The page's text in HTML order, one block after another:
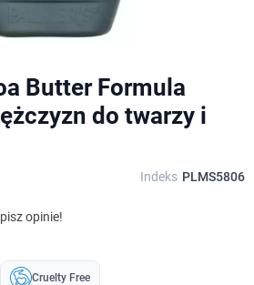
Butter Formula
do twarzy i
Indeks PLMS5806
opinie!
Cruelty Free